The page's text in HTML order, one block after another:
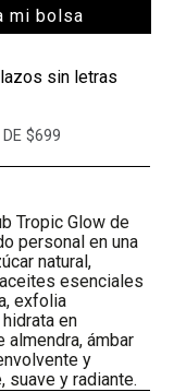
mi bolsa
$699
Tropic Glow de
personal en una
natural,
esenciales
exfolia
en
almendra, ámbar
y
suave y radiante.